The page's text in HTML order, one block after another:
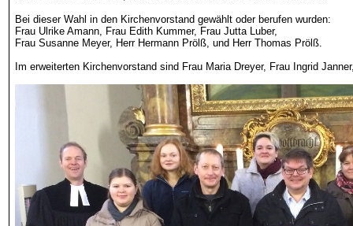
Bei dieser Wahl in den Kirchenvorstand gewählt oder berufen wurden:
Frau Ulrike Amann, Frau Edith Kummer, Frau Jutta Luber,
Frau Susanne Meyer, Herr Hermann Prölß, und Herr Thomas Prölß.
Im erweiterten Kirchenvorstand sind Frau Maria Dreyer, Frau Ingrid